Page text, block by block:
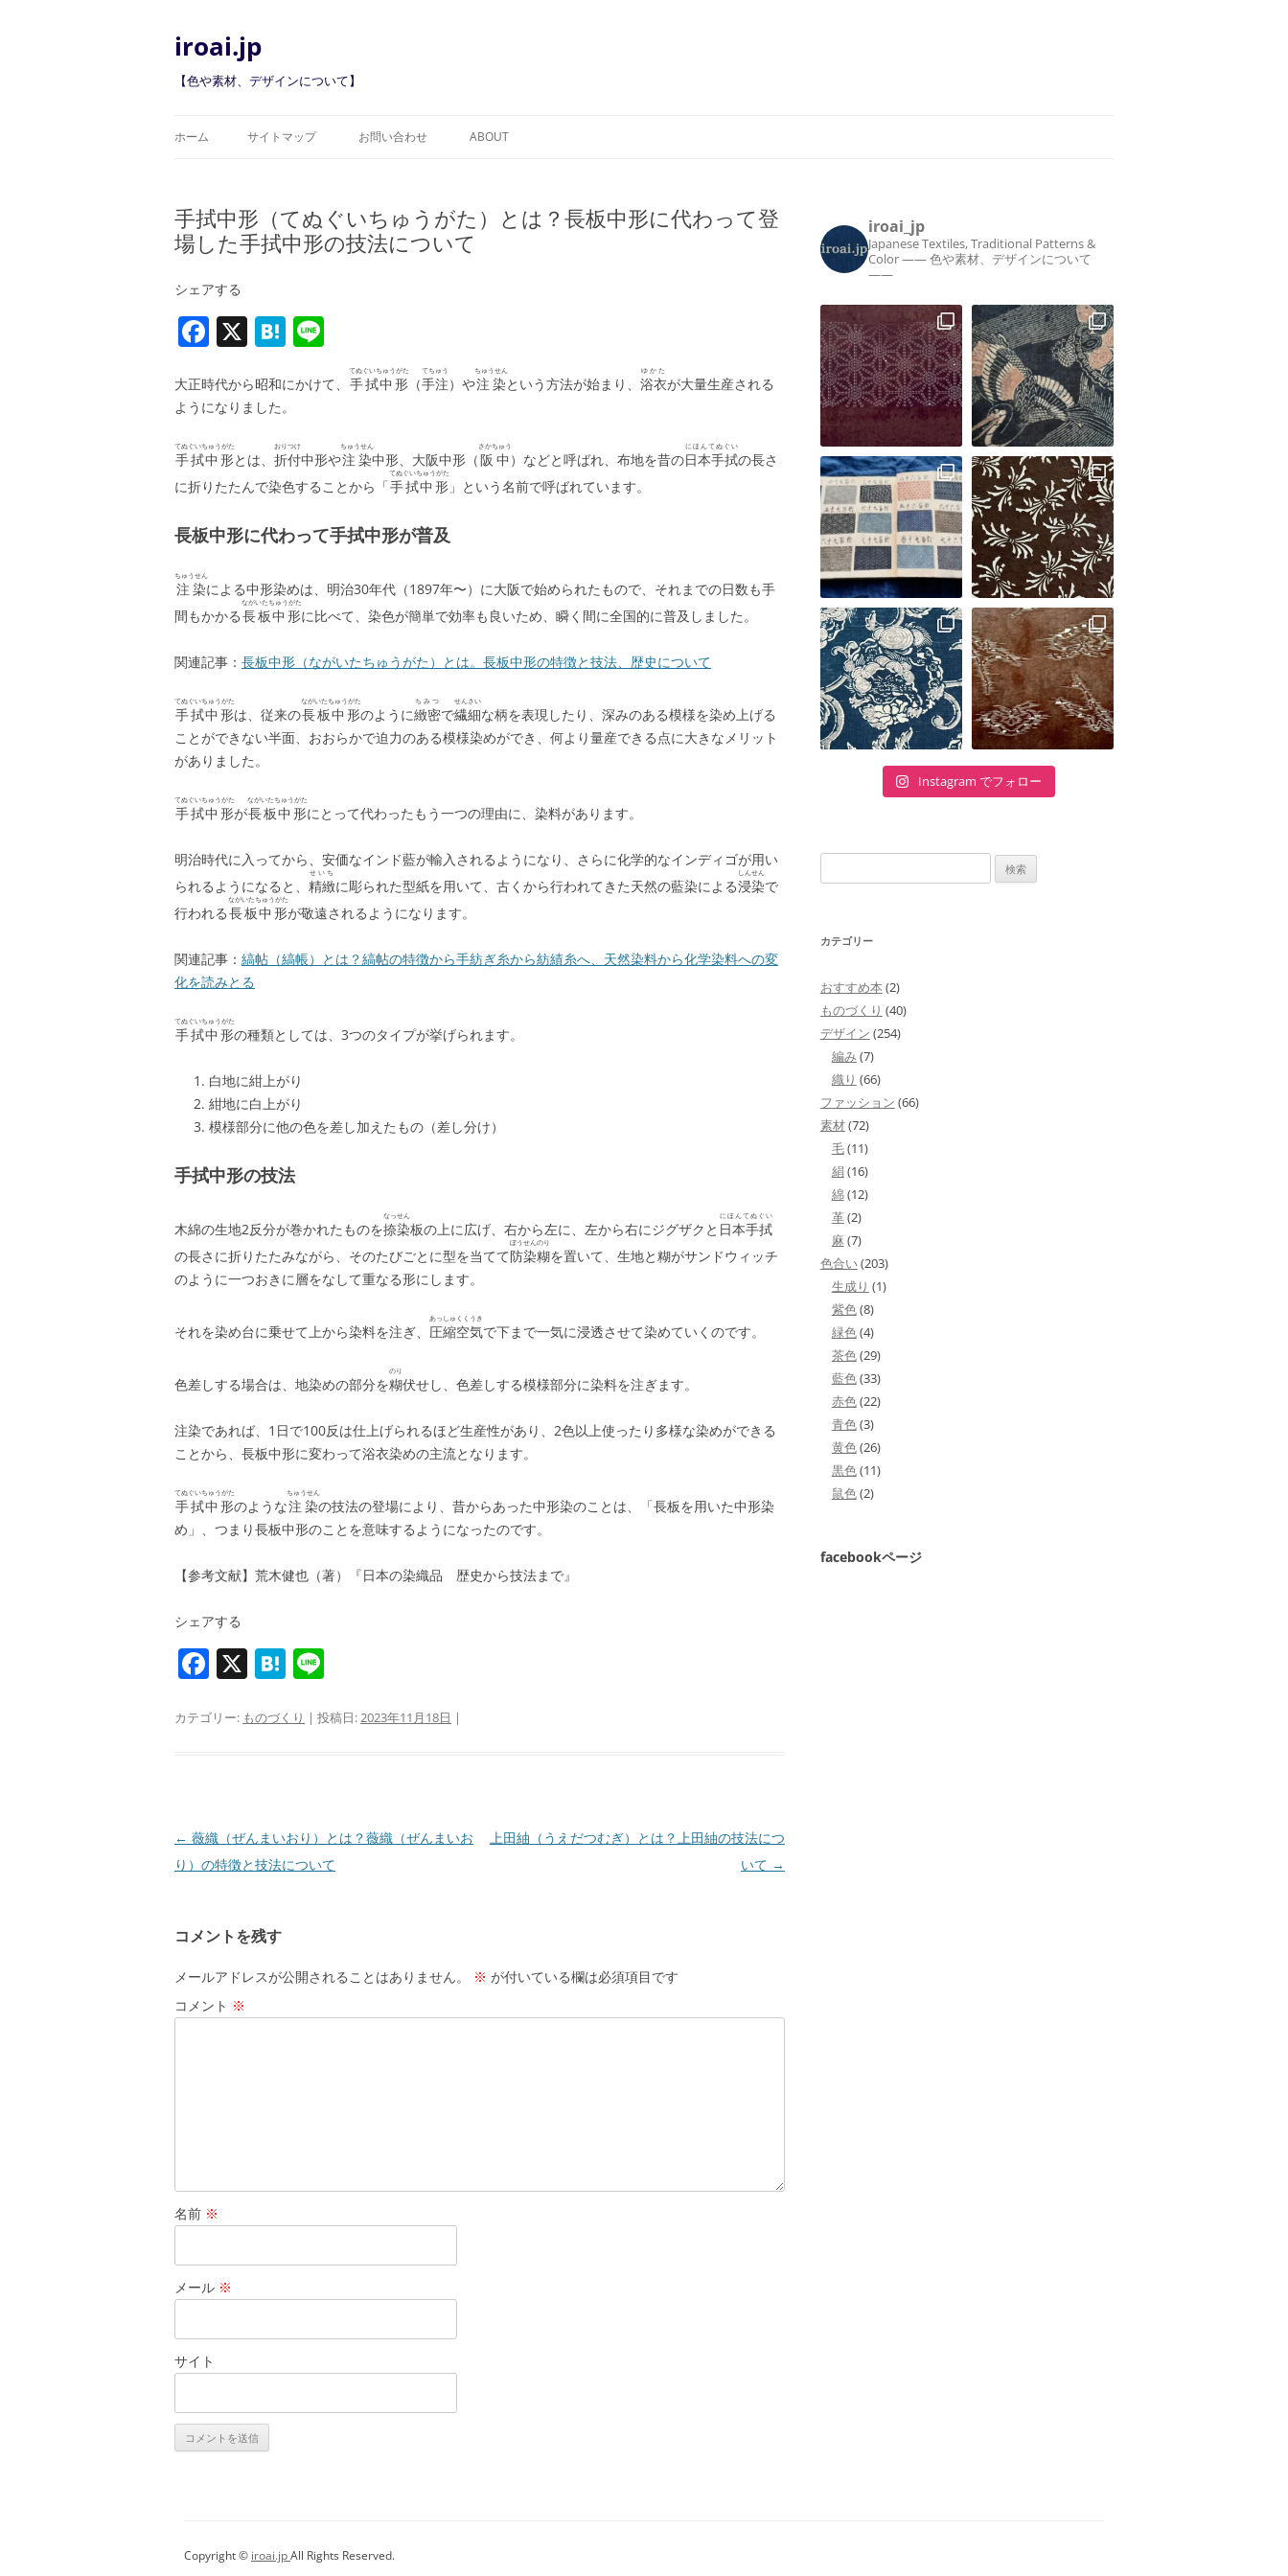
iroai.jp
【色や素材、デザインについて】
キ
ッ
ホーム サイトマップ お問い合わせ ABOUT
手拭中形（てぬぐいちゅうがた）とは？長板中形に代わって登
場した手拭中形の技法について
シェアする
F
c
e
b
o
o
k
X H
e
n
a
e
大正時代から昭和にかけて、 手拭中形
てぬぐいちゅうがた
（手注
てちゅう
）や注染
ちゅうせん
という方法が始まり、 浴衣
ゆかた
が大量生産される
ようになりました。
手拭中形
てぬぐいちゅうがた
とは、 折付
おりつけ
中形や注染
ちゅうせん
中形、大阪中形（阪中
さかちゅう
）などと呼ばれ、布地を昔の日本手拭
にほんてぬぐい
の長さ
に折りたたんで染色することから「手拭中形
てぬぐいちゅうがた
」という名前で呼ばれています。
長板中形に代わって手拭中形が普及
注染
ちゅうせん
による中形染めは、明治30年代（1897年〜）に大阪で始められたもので、それまでの日数も手
間もかかる長板中形
ながいたちゅうがた
に比べて、染色が簡単で効率も良いため、瞬く間に全国的に普及しました。
関連記事： 長板中形（ながいたちゅうがた）とは。長板中形の特徴と技法、歴史について
手拭中形
てぬぐいちゅうがた
は、従来の長板中形
ながいたちゅうがた
のように緻密
ちみつ
で繊細
せんさい
な柄を表現したり、深みのある模様を染め上げる
ことができない半面、おおらかで迫力のある模様染めができ、何より量産できる点に大きなメリット
がありました。
手拭中形
てぬぐいちゅうがた
が長板中形
ながいたちゅうがた
にとって代わったもう一つの理由に、染料があります。
明治時代に入ってから、安価なインド藍が輸入されるようになり、さらに化学的なインディゴが用い
られるようになると、 精緻
せいち
に彫られた型紙を用いて、古くから行われてきた天然の藍染による浸染
しんせん
で
行われる長板中形
ながいたちゅうがた
が敬遠されるようになります。
関連記事： 縞帖（縞帳）とは？縞帖の特徴から手紡ぎ糸から紡績糸へ、天然染料から化学染料への変
化を読みとる
手拭中形
てぬぐいちゅうがた
の種類としては、3つのタイプが挙げられます。
白地に紺上がり
紺地に白上がり
模様部分に他の色を差し加えたもの（差し分け）
手拭中形の技法
木綿の生地2反分が巻かれたものを捺染
なっせん
板の上に広げ、右から左に、左から右にジグザクと 日本手拭
にほんてぬぐい
の長さに折りたたみながら、そのたびごとに型を当てて防染糊
ぼうせんのり
を置いて、生地と糊がサンドウィッチ
のように一つおきに層をなして重なる形にします。
それを染め台に乗せて上から染料を注ぎ、 圧縮空気
あっしゅくくうき
で下まで一気に浸透させて染めていくのです。
色差しする場合は、地染めの部分を糊
のり
伏せし、色差しする模様部分に染料を注ぎます。
注染であれば、1日で100反は仕上げられるほど生産性があり、2色以上使ったり多様な染めができる
ことから、長板中形に変わって浴衣染めの主流となります。
手拭中形
てぬぐいちゅうがた
のような注染
ちゅうせん
の技法の登場により、昔からあった中形染のことは、「長板を用いた中形染
め」、つまり長板中形のことを意味するようになったのです。
【参考文献】荒木健也（著）『日本の染織品 歴史から技法まで』
シェアする
F
c
o
k
X H
e e
カテゴリー: ものづくり | 投稿日:2023年11月18日 |
投
稿
ゲ
ー
シ
ョ
← 薇織（ぜんまいおり）とは？薇織（ぜんまいお
り）の特徴と技法について
上田紬（うえだつむぎ）とは？上田紬の技法につ
いて →
コメントを残す
メールアドレスが公開されることはありません。 ※ が付いている欄は必須項目です
コメント ※
名前 ※
メール ※
サイト
iroai_jp
Japanese Textiles, Traditional Patterns &
Color—— 色や素材、デザインについて
——
Instagram でフォロー
索:
カテゴリー
おすすめ本 (2)
ものづくり (40)
デザイン (254)
編み (7)
織り (66)
ファッション (66)
素材(72)
毛(11)
絹(16)
綿(12)
革(2)
麻 (7)
色合い(203)
生成り (1)
紫色(8)
緑色(4)
茶色(29)
藍色(33)
赤色(22)
青色(3)
黄色(26)
黒色(11)
鼠色(2)
facebookページ
Copyright © iroai.jpAll Rights Reserved.